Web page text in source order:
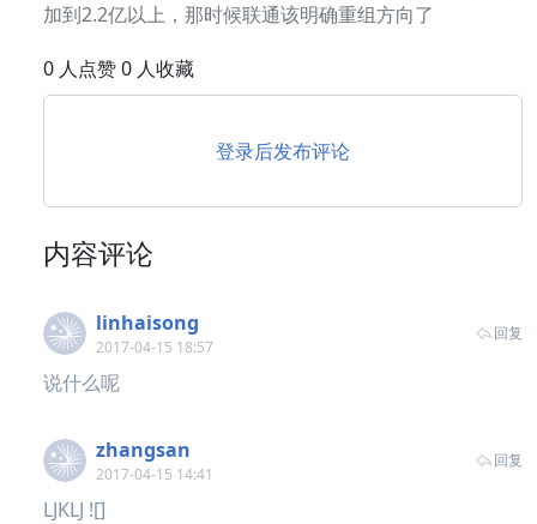
加到2.2亿以上，那时候联通该明确重组方向了
0 人点赞 0 人收藏
登录后发布评论
内容评论
linhaisong
2017-04-15 18:57
回复
说什么呢
zhangsan
2017-04-15 14:41
回复
LJKLJ ![]